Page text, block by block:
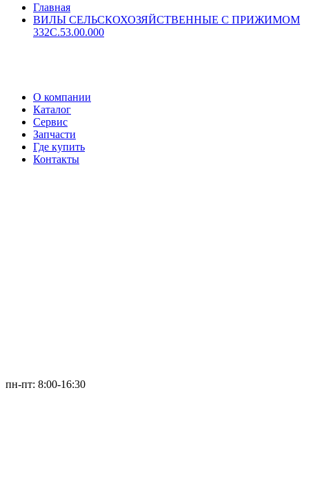
Главная
ВИЛЫ СЕЛЬСКОХОЗЯЙСТВЕННЫЕ С ПРИЖИМОМ
332С.53.00.000
О компании
Каталог
Сервис
Запчасти
Где купить
Контакты
пн-пт: 8:00-16:30